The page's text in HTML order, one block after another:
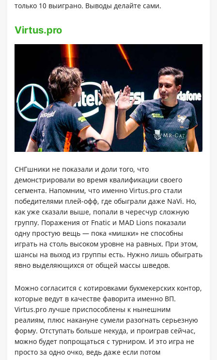
только 10 выиграно. Выводы делайте сами.
Virtus.pro
СНГшники не показали и доли того, что
демонстрировали во время квалификации своего
сегмента. Напомним, что именно Virtus.pro стали
победителями плей-офф, где обыграли даже NaVi. Но,
как уже сказали выше, попали в чересчур сложную
группу. Поражения от Fnatic и MAD Lions показали
одну простую вещь — пока «мишки» не способны
играть на столь высоком уровне на равных. При этом,
шансы на выход из группы есть. Нужно лишь обыграть
явно выделяющихся от общей массы шведов.
Можно согласится с котировками букмекерских контор,
которые ведут в качестве фаворита именно ВП.
Virtus.pro лучше приспособлены к нынешним
реалиям, плюс накануне сумели разогнать серьезную
форму. Отступать больше некуда, и проиграв сейчас,
можно будет попрощаться с турниром. И это игра не
просто за одно очко, ведь даже если потом